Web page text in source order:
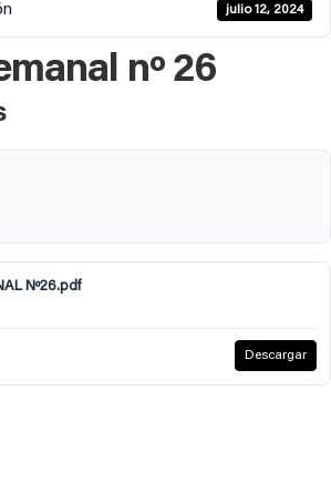
julio 12, 2024
nº 26
Nº26.pdf
Descargar